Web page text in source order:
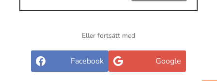
Eller fortsätt med
Facebook Google